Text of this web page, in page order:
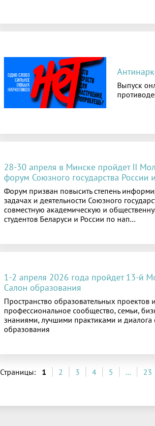
Выпуск
28-30 апреля в Минске пройдет II
форум Союзного государства России
Форум призван повысить степень
задачах и деятельности Союзного
совместную академическую и
студентов Беларуси и России по нап...
1-2 апреля 2026 года пройдет 13-й
Салон образования
Пространство образовательных проектов
профессиональное сообщество, семьи,
знаниями, лучшими практиками и
образования
Страницы: 1 2 3 4 5 ... 23